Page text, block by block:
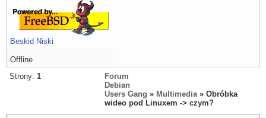
Beskid Niski
Offline
Strony: 1
Forum
Debian
Users Gang » Multimedia» Obróbka
wideo pod Linuxem -> czym?